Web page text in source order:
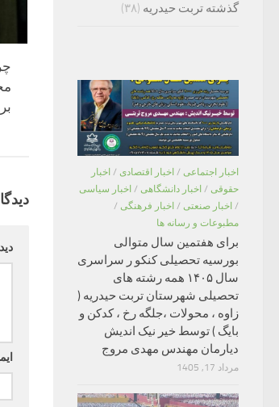
گذشته تربت حیدریه (۳۸)
اخبار اجتماعی / اخبار اقتصادی / اخبار
حقوقی / اخبار دانشگاهی / اخبار سیاسی
/ اخبار صنعتی / اخبار فرهنگی /
مطبوعات و رسانه ها
برای هفتمین سال متوالی
بورسیه تحصیلی کنکو ر سراسری
سال ۱۴۰۵ همه رشته های
تحصیلی شهرستان تربت حیدریه (
زاوه ، محولات ،جلگه رخ ، کدکن و
بایگ ) توسط خیر نیک اندیش
دیارمان مهندس مهدی مروج
مرداد 17, 1405